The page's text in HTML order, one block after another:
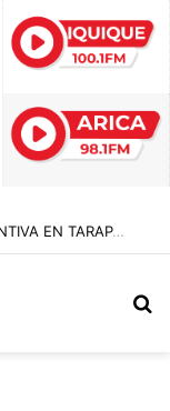
DECRETAN ALERTA TEMPRANA PREVENTIVA EN TARAPACÁ POR NEVADAS, LLUVIAS Y TORMENTAS ELÉCTRICAS